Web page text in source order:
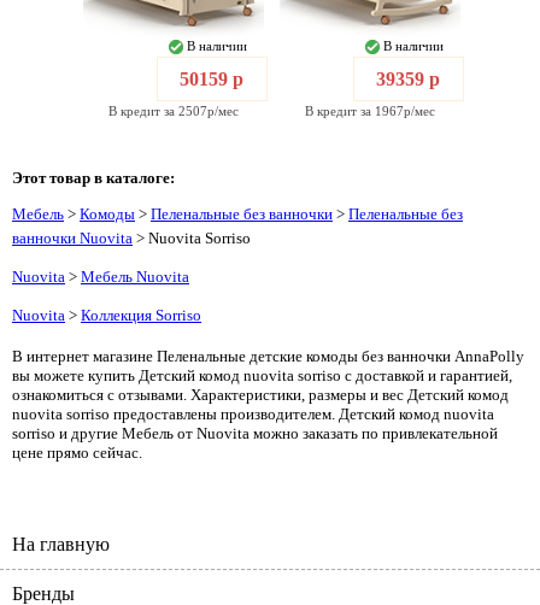
В наличии
50159 р
В кредит за 2507р/мес
В наличии
39359 р
В кредит за 1967р/мес
Этот товар в каталоге:
Мебель > Комоды > Пеленальные без ванночки > Пеленальные без
ванночки Nuovita > Nuovita Sorriso
Nuovita > Мебель Nuovita
Nuovita > Коллекция Sorriso
В интернет магазине Пеленальные детские комоды без ванночки AnnaPolly
вы можете купить Детский комод nuovita sorriso с доставкой и гарантией,
ознакомиться с отзывами. Характеристики, размеры и вес Детский комод
nuovita sorriso предоставлены производителем. Детский комод nuovita
sorriso и другие Мебель от Nuovita можно заказать по привлекательной
цене прямо сейчас.
На главную
Бренды